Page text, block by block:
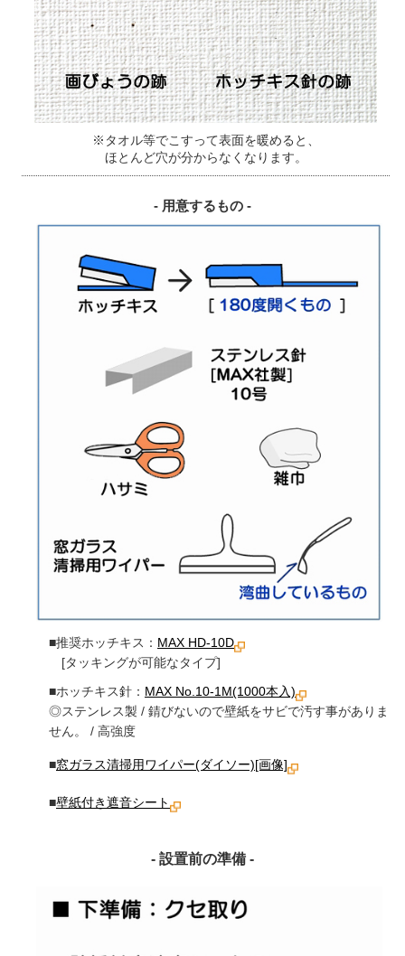
※タオル等でこすって表面を暖めると、
ほとんど穴が分からなくなります。
- 用意するもの -
■推奨ホッチキス： MAX HD-10D
[タッキングが可能なタイプ]
■ホッチキス針： MAX No.10-1M(1000本入)
◎ステンレス製 / 錆びないので壁紙をサビで汚す事がありま
せん。 / 高強度
■窓ガラス清掃用ワイパー(ダイソー)[画像]
■壁紙付き遮音シート
- 設置前の準備 -